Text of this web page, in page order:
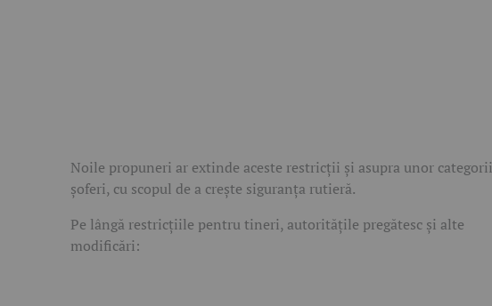
Noile propuneri ar extinde aceste restricții și asupra unor
șoferi, cu scopul de a crește siguranța rutieră.
Pe lângă restricțiile pentru tineri, autoritățile pregătesc și alte
modificări: